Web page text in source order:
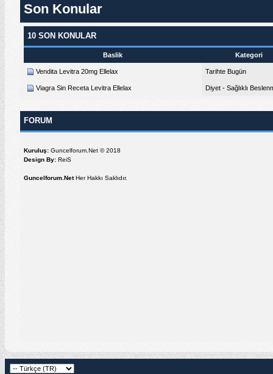
Son Konular
10 SON KONULAR
Baslik Kategori
Vendita Levitra 20mg Ellelax Tarihte Bugün
Viagra Sin Receta Levitra Ellelax Diyet - Sağlıklı
FORUM
Kuruluş: Guncelforum.Net © 2018
Design By: ReiS
Guncelforum.NetHer Hakkı Saklıdır.